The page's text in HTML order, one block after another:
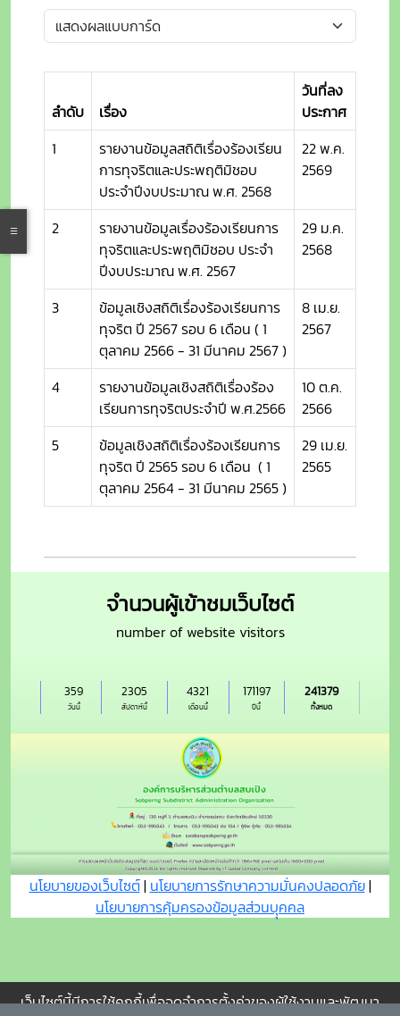
ลำดับ เรื่อง
วันที่ลง
ประกาศ
1
รายงานข้อมูลสถิติเรื่องร้องเรียน
การทุจริตและประพฤติมิชอบ
ประจำปีงบประมาณ พ.ศ. 2568
22 พ.ค.
2569
2
รายงานข้อมูลเรื่องร้องเรียนการ
ทุจริตและประพฤติมิชอบ ประจำ
ปีงบประมาณ พ.ศ. 2567
29 ม.ค.
2568
3
ข้อมูลเชิงสถิติเรื่องร้องเรียนการ
ทุจริต ปี 2567 รอบ 6 เดือน ( 1
ตุลาคม 2566 - 31 มีนาคม 2567 )
8 เม.ย.
2567
4
รายงานข้อมูลเชิงสถิติเรื่องร้อง
เรียนการทุจริตประจำปี พ.ศ.2566
10 ต.ค.
2566
5
ข้อมูลเชิงสถิติเรื่องร้องเรียนการ
ทุจริต ปี 2565 รอบ 6 เดือน ( 1
ตุลาคม 2564 - 31 มีนาคม 2565 )
29 เม.ย.
2565
จำนวนผู้เข้าชมเว็บไซต์
number of website visitors
วันนี้
359
สัปดาห์นี้
2305
เดือนนี้
4321
ปีนี้
171197
ทั้งหมด
241379
นโยบายของเว็บไซต์| นโยบายการรักษาความมั่นคงปลอดภัย|
นโยบายการคุ้มครองข้อมูลส่วนบุุคคล
เว็บไซต์นี้มีการใช้คุกกี้เพื่อจดจำการตั้งค่าของผู้ใช้งานและพัฒนา